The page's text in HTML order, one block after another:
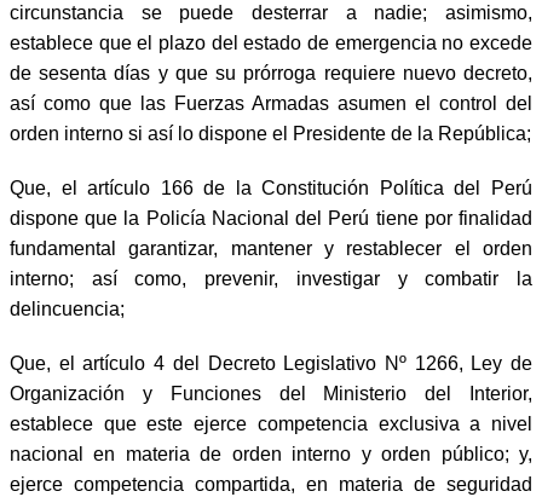
circunstancia se puede desterrar a nadie; asimismo,
establece que el plazo del estado de emergencia no excede
de sesenta días y que su prórroga requiere nuevo decreto,
así como que las Fuerzas Armadas asumen el control del
orden interno si así lo dispone el Presidente de la República;
Que, el artículo 166 de la Constitución Política del Perú
dispone que la Policía Nacional del Perú tiene por finalidad
fundamental garantizar, mantener y restablecer el orden
interno; así como, prevenir, investigar y combatir la
delincuencia;
Que, el artículo 4 del Decreto Legislativo Nº 1266, Ley de
Organización y Funciones del Ministerio del Interior,
establece que este ejerce competencia exclusiva a nivel
nacional en materia de orden interno y orden público; y,
ejerce competencia compartida, en materia de seguridad